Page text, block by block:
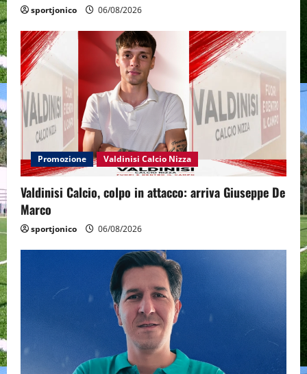
sportjonico 06/08/2026
Promozione Valdinisi Calcio Nizza
Valdinisi Calcio, colpo in attacco: arriva Giuseppe De
Marco
sportjonico 06/08/2026